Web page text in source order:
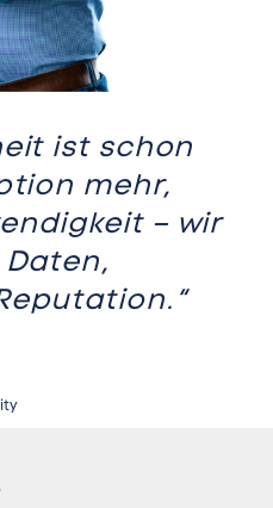
ist schon
mehr,
– wir